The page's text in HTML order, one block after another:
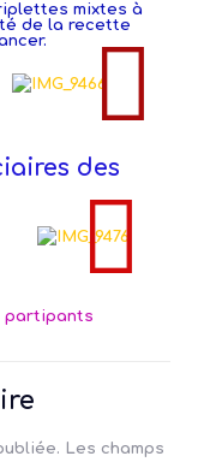
mixtes à
de la recette
des
partipants
Les champs